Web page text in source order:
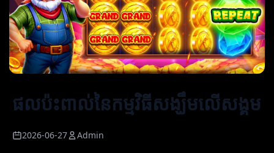
ផលប៉ះពាល់នៃកម្មវិធីសង្ឃឹមលើសង្គម
2026-06-27 Admin